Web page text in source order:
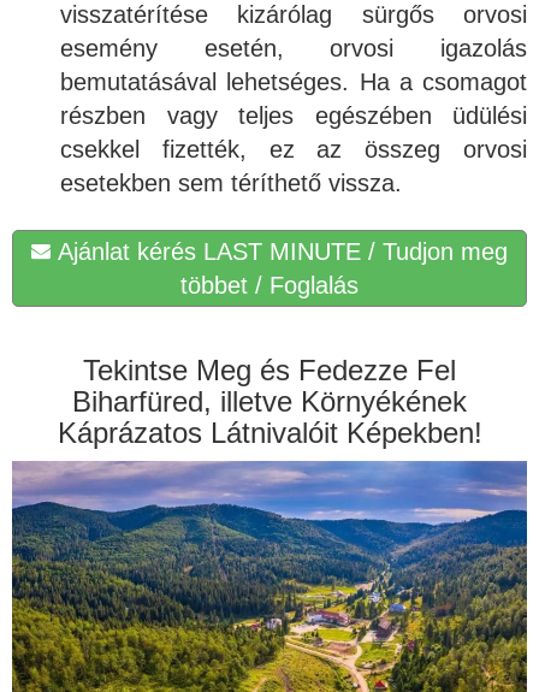
visszatérítése kizárólag sürgős orvosi
esemény esetén, orvosi igazolás
bemutatásával lehetséges. Ha a csomagot
részben vagy teljes egészében üdülési
csekkel fizették, ez az összeg orvosi
esetekben sem téríthető vissza.
Ajánlat kérés LAST MINUTE / Tudjon meg
többet / Foglalás
Tekintse Meg és Fedezze Fel
Biharfüred, illetve Környékének
Káprázatos Látnivalóit Képekben!